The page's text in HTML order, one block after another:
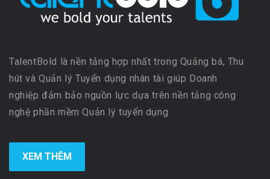
TalentBold là nền tảng hợp nhất trong Quảng bá, Thu
hút và Quản lý Tuyển dụng nhân tài giúp Doanh
nghiệp đảm bảo nguồn lực dựa trên nền tảng công
nghệ phần mềm Quản lý tuyển dụng
XEM THÊM